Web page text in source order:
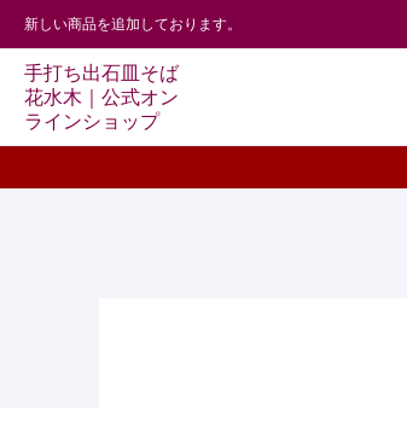
ホーム 出石そば
新しい商品を追加しております。
手打ち出石皿そば
花水木｜公式オン
ラインショップ